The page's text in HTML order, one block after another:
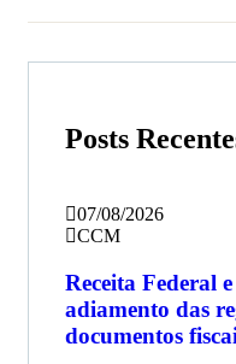
Posts
07/08/2026
CCM
Receita Federal
adiamento das
documentos